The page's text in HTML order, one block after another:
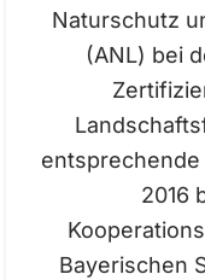
Naturschutz
(ANL) bei
2016
Bayerischen